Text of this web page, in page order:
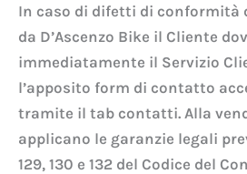
In caso di difetti di conformità
da D’Ascenzo Bike il Cliente
immediatamente il Servizio
l’apposito form di contatto
tramite il tab contatti. Alla
applicano le garanzie legali
129, 130 e 132 del Codice del